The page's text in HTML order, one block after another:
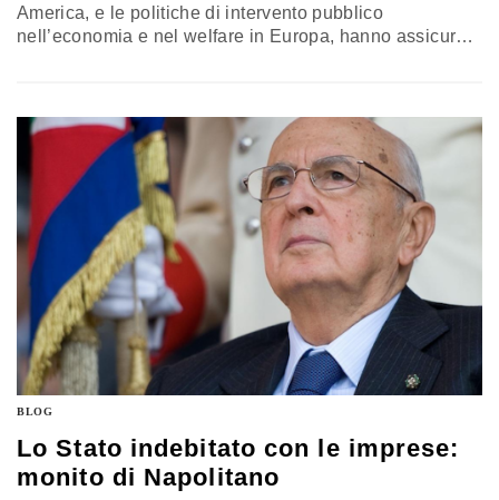
America, e le politiche di intervento pubblico
nell’economia e nel welfare in Europa, hanno assicurato
politiche di stampo keynesiano e la deregolamentazione
della finanza hanno avuto un…
BLOG
Lo Stato indebitato con le imprese:
monito di Napolitano